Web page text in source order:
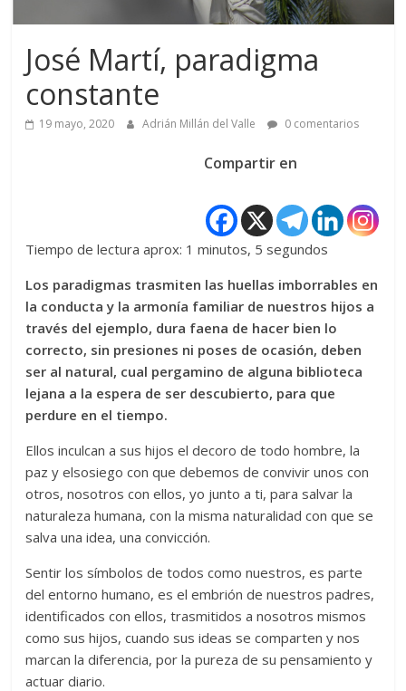
José Martí, paradigma
constante
19 mayo, 2020 Adrián Millán del Valle 0 comentarios
Compartir en
Tiempo de lectura aprox: 1 minutos, 5 segundos
Los paradigmas trasmiten las huellas imborrables en
la conducta y la armonía familiar de nuestros hijos a
través del ejemplo, dura faena de hacer bien lo
correcto, sin presiones ni poses de ocasión, deben
ser al natural, cual pergamino de alguna biblioteca
lejana a la espera de ser descubierto, para que
perdure en el tiempo.
Ellos inculcan a sus hijos el decoro de todo hombre, la
paz y elsosiego con que debemos de convivir unos con
otros, nosotros con ellos, yo junto a ti, para salvar la
naturaleza humana, con la misma naturalidad con que se
salva una idea, una convicción.
Sentir los símbolos de todos como nuestros, es parte
del entorno humano, es el embrión de nuestros padres,
identificados con ellos, trasmitidos a nosotros mismos
como sus hijos, cuando sus ideas se comparten y nos
marcan la diferencia, por la pureza de su pensamiento y
actuar diario.